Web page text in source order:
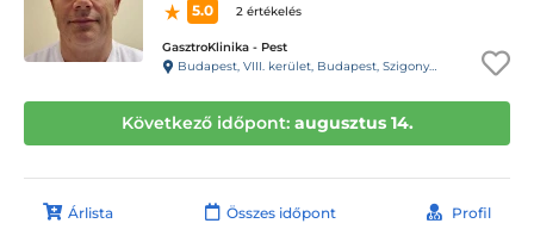
5.0
2 értékelés
GasztroKlinika - Pest
Budapest, VIII. kerület, Budapest, Szigony u. 26-32
Következő időpont: augusztus 14.
Árlista Összes időpont Profil